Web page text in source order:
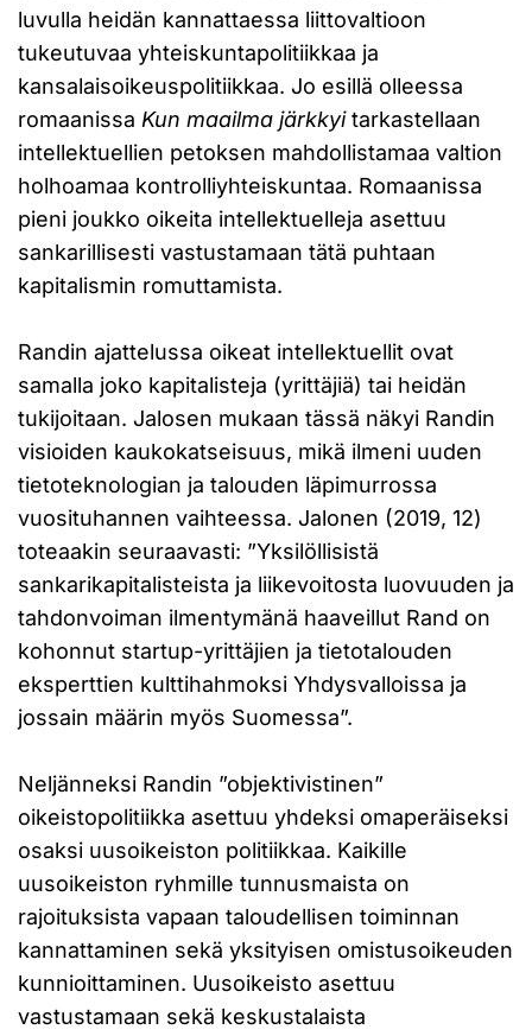
luvulla heidän kannattaessa liittovaltioon
tukeutuvaa yhteiskuntapolitiikkaa ja
kansalaisoikeuspolitiikkaa. Jo esillä olleessa
romaanissa Kun maailma järkkyitarkastellaan
intellektuellien petoksen mahdollistamaa valtion
holhoamaa kontrolliyhteiskuntaa. Romaanissa
pieni joukko oikeita intellektuelleja asettuu
sankarillisesti vastustamaan tätä puhtaan
kapitalismin romuttamista.
Randin ajattelussa oikeat intellektuellit ovat
samalla joko kapitalisteja (yrittäjiä) tai heidän
tukijoitaan. Jalosen mukaan tässä näkyi Randin
visioiden kaukokatseisuus, mikä ilmeni uuden
tietoteknologian ja talouden läpimurrossa
vuosituhannen vaihteessa. Jalonen (2019, 12)
toteaakin seuraavasti: ”Yksilöllisistä
sankarikapitalisteista ja liikevoitosta luovuuden ja
tahdonvoiman ilmentymänä haaveillut Rand on
kohonnut startup-yrittäjien ja tietotalouden
eksperttien kulttihahmoksi Yhdysvalloissa ja
jossain määrin myös Suomessa”.
Neljänneksi Randin ”objektivistinen”
oikeistopolitiikka asettuu yhdeksi omaperäiseksi
osaksi uusoikeiston politiikkaa. Kaikille
uusoikeiston ryhmille tunnusmaista on
rajoituksista vapaan taloudellisen toiminnan
kannattaminen sekä yksityisen omistusoikeuden
kunnioittaminen. Uusoikeisto asettuu
vastustamaan sekä keskustalaista